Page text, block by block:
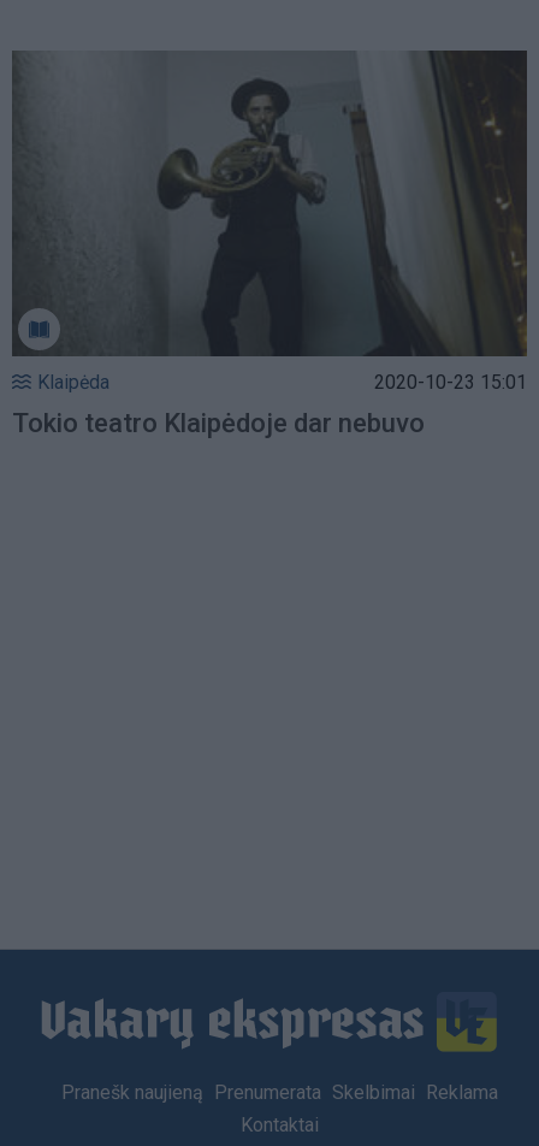
Klaipėda 2020-10-23 15:01
Tokio teatro Klaipėdoje dar nebuvo
Footer
Pranešk naujieną Prenumerata Skelbimai
Reklama
Kontaktai